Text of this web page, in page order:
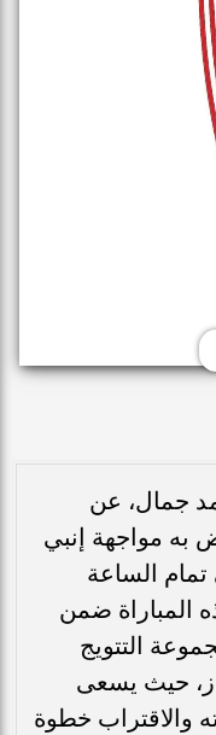
جمال، عن
مواجهة إنبي
تمام الساعة
المباراة ضمن
التتويج
حيث يسعى
والاقتراب خطوة